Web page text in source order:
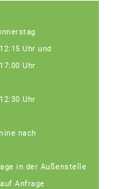
Uhr und
Uhr
Uhr
nach
in der Außenstelle
Anfrage